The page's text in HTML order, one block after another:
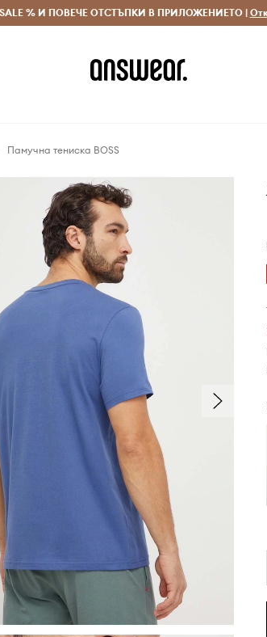
за поръчки над 70 EUR Доставка 1-5 дни
SALE % И ПОВЕЧЕ ОТСТЪПКИ В ПРИЛОЖЕНИЕТО |
Памучна тениска BOSS